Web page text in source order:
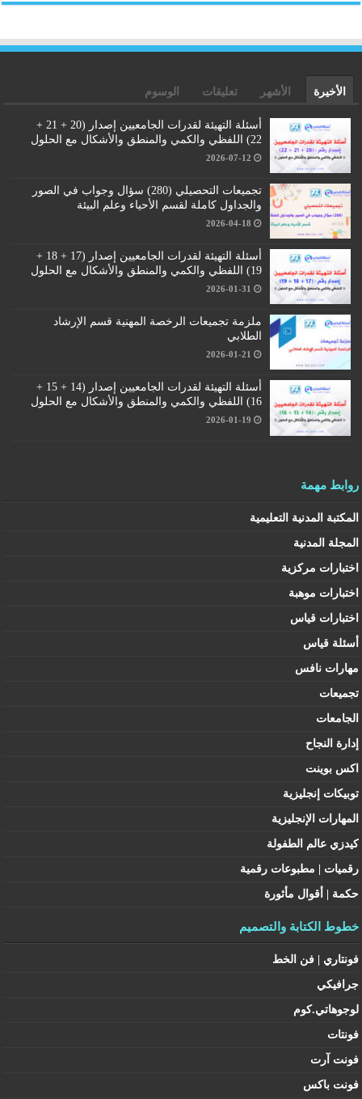
الأخيرة الأشهر تعليقات الوسوم
أسئلة التهيئة لقدرات الجامعيين إصدار (20 + 21 +
22) اللفظي والكمي والمنطق والأشكال مع الحلول
2026-07-12
تجميعات التحصيلي (280) سؤال وجواب في الصور
والجداول كاملة لقسم الأحياء وعلم البيئة
2026-04-18
أسئلة التهيئة لقدرات الجامعيين إصدار (17 + 18 +
19) اللفظي والكمي والمنطق والأشكال مع الحلول
2026-01-31
ملزمة تجميعات الرخصة المهنية قسم الإرشاد
الطلابي
2026-01-21
أسئلة التهيئة لقدرات الجامعيين إصدار (14 + 15 +
16) اللفظي والكمي والمنطق والأشكال مع الحلول
2026-01-19
روابط مهمة
المكتبة المدنية التعليمية
المجلة المدنية
اختبارات مركزية
اختبارات موهبة
اختبارات قياس
أسئلة قياس
مهارات نافس
تجميعات
الجامعات
إدارة النجاح
اكس بوينت
توبيكات إنجليزية
المهارات الإنجليزية
كيدزي عالم الطفولة
رقميات | مطبوعات رقمية
حكمة | أقوال مأثورة
خطوط الكتابة والتصميم
فونتاري | فن الخط
جرافيكي
لوجوهاتي.كوم
فونتات
فونت آرت
فونت باكس